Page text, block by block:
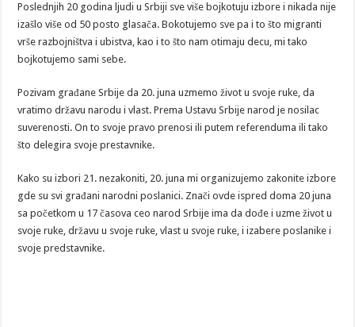
Poslednjih 20 godina ljudi u Srbiji sve više bojkotuju izbore i nikada nije
izašlo više od 50 posto glasača. Bokotujemo sve pa i to što migranti
vrše razbojništva i ubistva, kao i to što nam otimaju decu, mi tako
bojkotujemo sami sebe.
Pozivam građane Srbije da 20. juna uzmemo život u svoje ruke, da
vratimo državu narodu i vlast. Prema Ustavu Srbije narod je nosilac
suverenosti. On to svoje pravo prenosi ili putem referenduma ili tako
što delegira svoje prestavnike.
Kako su izbori 21. nezakoniti, 20. juna mi organizujemo zakonite izbore
gde su svi građani narodni poslanici. Znači ovde ispred doma 20 juna
sa početkom u 17 časova ceo narod Srbije ima da dođe i uzme život u
svoje ruke, državu u svoje ruke, vlast u svoje ruke, i izabere poslanike i
svoje predstavnike.